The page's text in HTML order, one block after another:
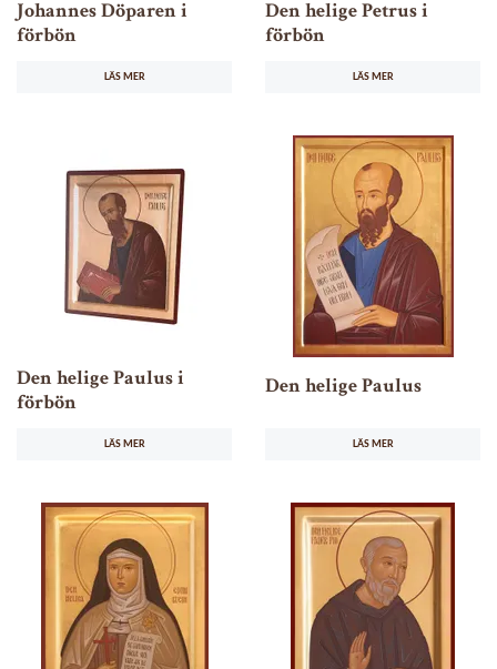
Johannes Döparen i
förbön
LÄS MER
Den helige Petrus i
förbön
LÄS MER
Den helige Paulus i
förbön
LÄS MER
Den helige Paulus
LÄS MER